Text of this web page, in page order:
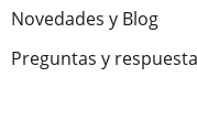
Novedades y Blog
Preguntas y